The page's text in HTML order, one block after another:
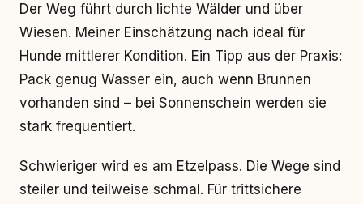
Der Weg führt durch lichte Wälder und über
Wiesen. Meiner Einschätzung nach ideal für
Hunde mittlerer Kondition. Ein Tipp aus der Praxis:
Pack genug Wasser ein, auch wenn Brunnen
vorhanden sind – bei Sonnenschein werden sie
stark frequentiert.
Schwieriger wird es am Etzelpass. Die Wege sind
steiler und teilweise schmal. Für trittsichere